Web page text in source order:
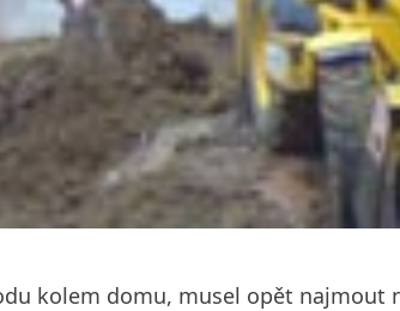
kolem domu, musel opět najmout